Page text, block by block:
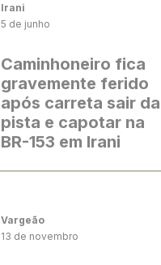
Irani
5 de junho
Caminhoneiro fica
gravemente ferido
após carreta sair da
pista e capotar na
BR-153 em Irani
Vargeão
13 de novembro